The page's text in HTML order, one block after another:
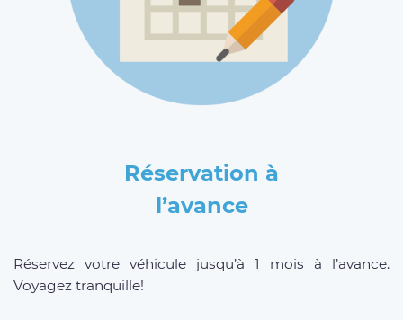
Réservation à
l’avance
Réservez votre véhicule jusqu’à 1 mois à l’avance.
Voyagez tranquille!